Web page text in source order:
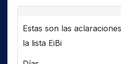
Estas son las
la lista EiBi